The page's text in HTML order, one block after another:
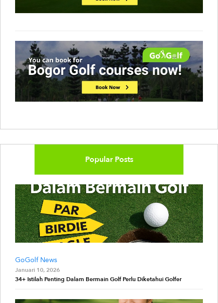
Popular Posts
GoGolf News
Januari 10, 2026
34+ Istilah Penting Dalam Bermain Golf Perlu Diketahui Golfer